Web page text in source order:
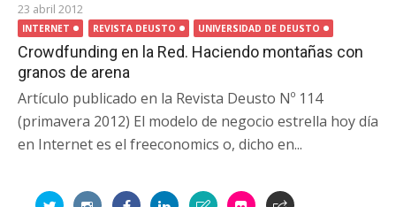
23 abril 2012
INTERNET REVISTA DEUSTO UNIVERSIDAD DE DEUSTO
Crowdfunding en la Red. Haciendo montañas con
granos de arena
Artículo publicado en la Revista Deusto Nº 114
(primavera 2012) El modelo de negocio estrella hoy día
en Internet es el freeconomics o, dicho en...